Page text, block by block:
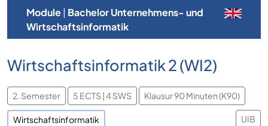
Module| Bachelor Unternehmens- und
Wirtschaftsinformatik
Wirtschaftsinformatik 2 (WI2)
2. Semester 5 ECTS | 4 SWS Klausur 90 Minuten (K90)
Wirtschaftsinformatik UIB